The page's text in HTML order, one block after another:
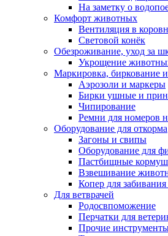
На заметку о
Комфорт животных
Вентиляция в
Световой конёк
Обезроживание, уход за
Укрощение
Маркировка, биркование
Аэрозоли и маркеры
Бирки ушные и
Чипирование
Ремни для номеров
Оборудование для откорма
Загоны и свипы
Оборудование для
Пастбищные
Взвешивание
Копер для забивания
Для ветврачей
Родосвпоможение
Перчатки для
Прочие